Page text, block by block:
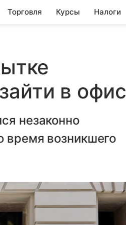
Торговля Курсы Налоги
в офис
незаконно
время возникшего